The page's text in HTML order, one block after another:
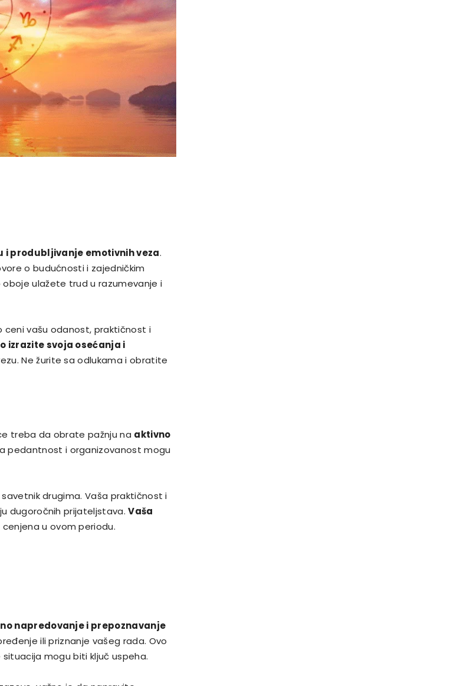
i produbljivanje emotivnih veza.
o budućnosti i zajedničkim
ulažete trud u razumevanje i
ceni vašu odanost, praktičnost i
izrazite svoja osećanja i
Ne žurite sa odlukama i obratite
treba da obrate pažnju na aktivno
pedantnost i organizovanost mogu
drugima. Vaša praktičnost i
dugoročnih prijateljstava.Vaša
u ovom periodu.
napredovanje i prepoznavanje
ili priznanje vašeg rada. Ovo
mogu biti ključ uspeha.